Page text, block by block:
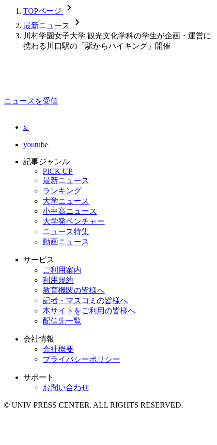
TOPページ chevron_forward
最新ニュース chevron_forward
川村学園女子大学 観光文化学科の学生が企画・運営に
携わる川口駅の「駅からハイキング」開催
ニュースを受信
x
youtube
記事ジャンル
PICK UP
最新ニュース
ランキング
大学ニュース
小中高ニュース
大学発ベンチャー
ニュース特集
動画ニュース
サービス
ご利用案内
利用規約
教育機関の皆様へ
記者・マスコミの皆様へ
本サイトをご利用の皆様へ
配信先一覧
会社情報
会社概要
プライバシーポリシー
サポート
お問い合わせ
© UNIV PRESS CENTER. ALL RIGHTS RESERVED.